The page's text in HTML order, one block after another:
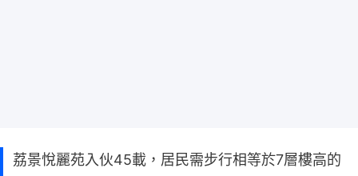
荔景悅麗苑入伙45載，居民需步行相等於7層樓高的